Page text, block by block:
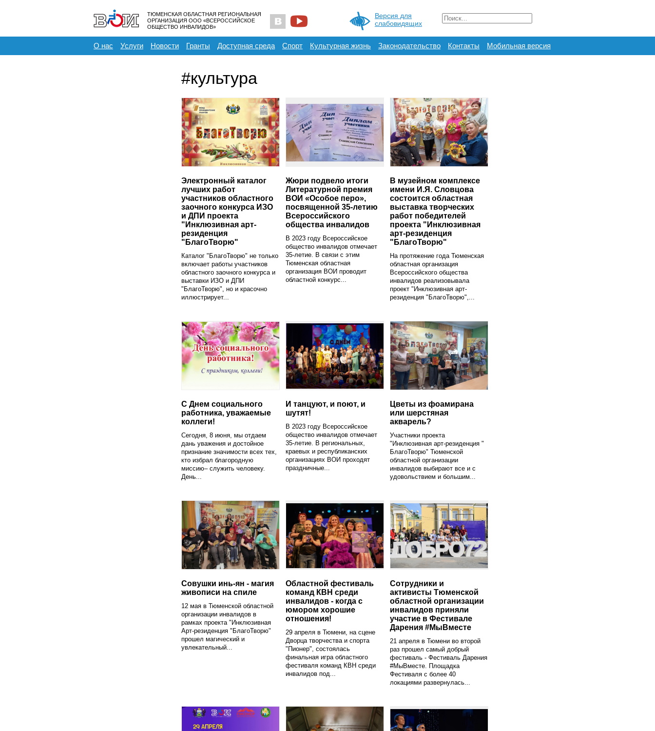
ТЮМЕНСКАЯ ОБЛАСТНАЯ РЕГИОНАЛЬНАЯ
ОРГАНИЗАЦИЯ ООО «ВСЕРОССИЙСКОЕ
ОБЩЕСТВО ИНВАЛИДОВ»
Версия для
слабовидящих
О нас Услуги Новости Гранты Доступная среда Спорт Культурная жизнь Законодательство Контакты Мобильная версия
#культура
Электронный каталог
лучших работ
участников областного
заочного конкурса ИЗО
и ДПИ проекта
"Инклюзивная арт-
резиденция
"БлагоТворю"
Каталог "БлагоТворю" не только
включает работы участников
областного заочного конкурса и
выставки ИЗО и ДПИ
"БлагоТворю", но и красочно
иллюстрирует...
Жюри подвело итоги
Литературной премия
ВОИ «Особое перо»,
посвященной 35-летию
Всероссийского
общества инвалидов
В 2023 году Всероссийское
общество инвалидов отмечает
35-летие. В связи с этим
Тюменская областная
организация ВОИ проводит
областной конкурс...
В музейном комплексе
имени И.Я. Словцова
состоится областная
выставка творческих
работ победителей
проекта "Инклюзивная
арт-резиденция
"БлагоТворю"
На протяжение года Тюменская
областная организация
Всероссийского общества
инвалидов реализовывала
проект "Инклюзивная арт-
резиденция "БлагоТворю",...
С Днем социального
работника, уважаемые
коллеги!
Сегодня, 8 июня, мы отдаем
дань уважения и достойное
признание значимости всех тех,
кто избрал благородную
миссию– служить человеку.
День...
И танцуют, и поют, и
шутят!
В 2023 году Всероссийское
общество инвалидов отмечает
35-летие. В региональных,
краевых и республиканских
организациях ВОИ проходят
праздничные...
Цветы из фоамирана
или шерстяная
акварель?
Участники проекта
"Инклюзивная арт-резиденция "
БлагоТворю" Тюменской
областной организации
инвалидов выбирают все и с
удовольствием и большим...
Совушки инь-ян - магия
живописи на спиле
12 мая в Тюменской областной
организации инвалидов в
рамках проекта "Инклюзивная
Арт-резиденция "БлагоТворю"
прошел магический и
увлекательный...
Областной фестиваль
команд КВН среди
инвалидов - когда с
юмором хорошие
отношения!
29 апреля в Тюмени, на сцене
Дворца творчества и спорта
"Пионер", состоялась
финальная игра областного
фестиваля команд КВН среди
инвалидов под...
Сотрудники и
активисты Тюменской
областной организации
инвалидов приняли
участие в Фестивале
Дарения #МыВместе
21 апреля в Тюмени во второй
раз прошел самый добрый
фестиваль - Фестиваль Дарения
#МыВместе. Площадка
Фестиваля с более 40
локациями развернулась...